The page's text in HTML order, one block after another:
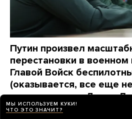
Путин произвел
перестановки в
Главой Войск
(оказывается, все еще
станет генерал Денис
Максимально коротко о новых
МЫ ИСПОЛЬЗУЕМ КУКИ!
ЧТО ЭТО ЗНАЧИТ?